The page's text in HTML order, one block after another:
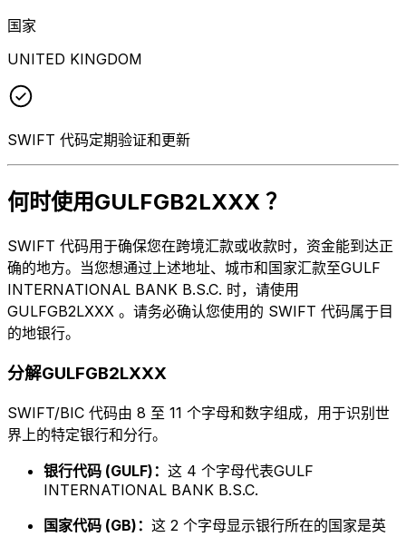
国家
UNITED KINGDOM
SWIFT 代码定期验证和更新
何时使用GULFGB2LXXX ？
SWIFT 代码用于确保您在跨境汇款或收款时，资金能到达正
确的地方。当您想通过上述地址、城市和国家汇款至GULF
INTERNATIONAL BANK B.S.C. 时，请使用
GULFGB2LXXX 。请务必确认您使用的 SWIFT 代码属于目
的地银行。
分解GULFGB2LXXX
SWIFT/BIC 代码由 8 至 11 个字母和数字组成，用于识别世
界上的特定银行和分行。
银行代码 (GULF)： 这 4 个字母代表GULF
INTERNATIONAL BANK B.S.C.
国家代码 (GB)： 这 2 个字母显示银行所在的国家是英